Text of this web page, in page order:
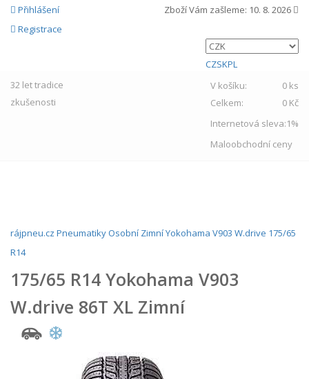
Přihlášení
Registrace
Zboží Vám zašleme: 10. 8. 2026
CZSKPL
32 lettradice
zkušenosti
V košíku:
0 ks
Celkem:
0 Kč
Internetová sleva:1%
Maloobchodní ceny
rájpneu.cz PneumatikyOsobní ZimníYokohama V903 W.drive 175/65
R14
175/65 R14 Yokohama V903
W.drive 86T XL Zimní